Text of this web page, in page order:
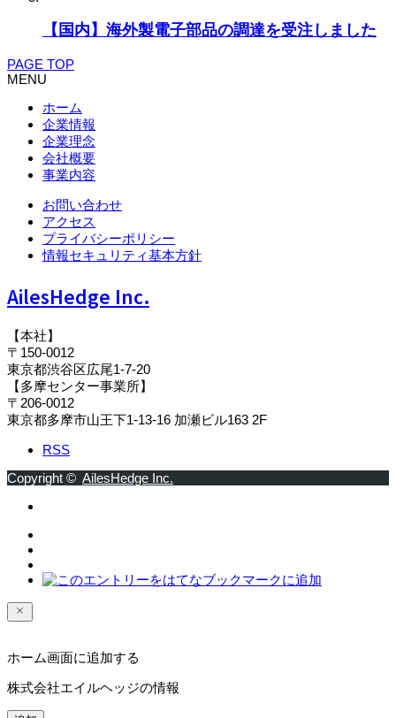
【国内】海外製電子部品の調達を受注しました
PAGE TOP
MENU
ホーム
企業情報
企業理念
会社概要
事業内容
お問い合わせ
アクセス
プライバシーポリシー
情報セキュリティ基本方針
AilesHedge Inc.
【本社】
〒150-0012
東京都渋谷区広尾1-7-20
【多摩センター事業所】
〒206-0012
東京都多摩市山王下1-13-16 加瀬ビル163 2F
RSS
Copyright © AilesHedge Inc.
ホーム画面に追加する
株式会社エイルヘッジの情報